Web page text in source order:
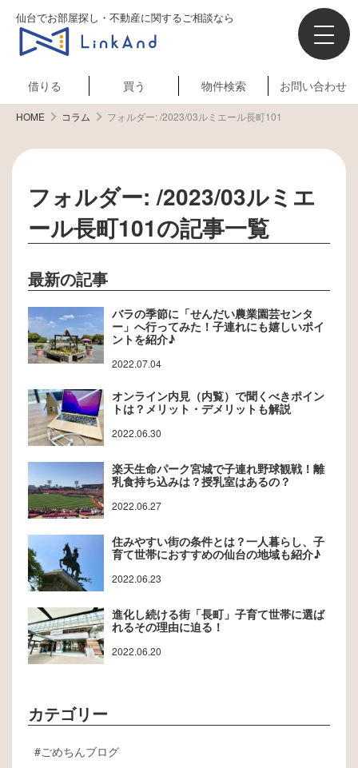
仙台でお部屋探し・不動産に関するご相談なら
借りる 買う 物件検索 お問い合わせ
HOME コラム フォルダー:/2023/03ルミエール長町101
フォルダー:/2023/03ルミエ
ール長町101の記事一覧
最新の記事
バラの季節に「せんだい農業園芸センタ
ー」へ行ってみた！子連れにも嬉しいポイ
ントを紹介♪
2022.07.04
オンライン内見（内覧）で聞くべきポイン
トは？メリット・デメリットも解説
2022.06.30
楽天生命パーク宮城で子連れ野球観戦！離
乳食持ち込みは？授乳室はあるの？
2022.06.27
住みやすい街の条件とは？一人暮らし、子
育て世帯におすすめの仙台の地域も紹介♪
2022.06.23
進化し続ける街「長町」子育て世帯に選ば
れるその理由に迫る！
2022.06.20
カテゴリー
ごめちんブログ